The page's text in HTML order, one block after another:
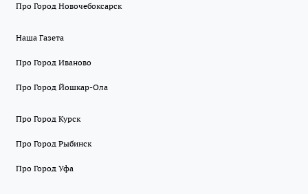
Про Город Новочебоксарск
Наша Газета
Про Город Иваново
Про Город Йошкар-Ола
Про Город Курск
Про Город Рыбинск
Про Город Уфа